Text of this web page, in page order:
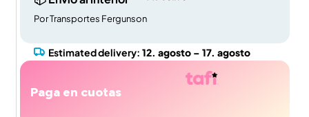
Por Transportes Fergunson
Estimated delivery: 12. agosto – 17. agosto
Paga en cuotas